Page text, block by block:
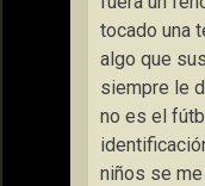
tocado una
algo que
siempre le
no es el
niños se